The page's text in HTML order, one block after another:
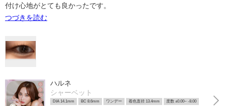
付け心地がとても良かったです。
つづきを読む
ハルネ
シャーベット
DIA 14.1mm BC 8.6mm ワンデー 着色直径 13.4mm 度数 ±0.00~ -8.00